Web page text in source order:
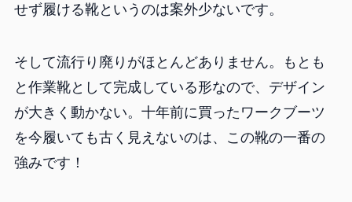
せず履ける靴というのは案外少ないです。
そして流行り廃りがほとんどありません。もとも
と作業靴として完成している形なので、デザイン
が大きく動かない。十年前に買ったワークブーツ
を今履いても古く見えないのは、この靴の一番の
強みです！